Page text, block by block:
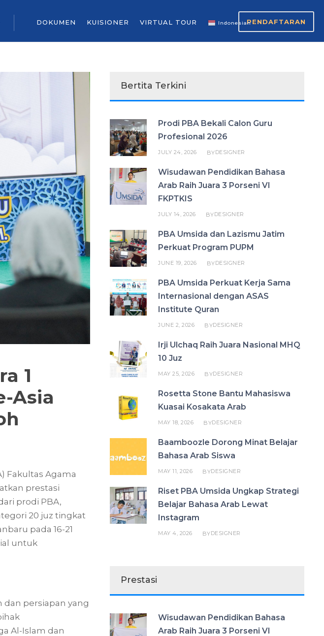
DOKUMEN KUISIONER VIRTUAL TOUR Indonesian ▼
PENDAFTARAN
1
Asia
Fakultas Agama
prestasi
prodi PBA,
20 juz tingkat
pada 16-21
untuk
dan persiapan yang
Al-Islam dan
Bertita Terkini
Prodi PBA Bekali Calon Guru
Profesional 2026
JULY 24, 2026 BYDESIGNER
Wisudawan Pendidikan Bahasa
Arab Raih Juara 3 Porseni VI
FKPTKIS
JULY 14, 2026 BYDESIGNER
PBA Umsida dan Lazismu Jatim
Perkuat Program PUPM
JUNE 19, 2026 BYDESIGNER
PBA Umsida Perkuat Kerja Sama
Internasional dengan ASAS
Institute Quran
JUNE 2, 2026 BYDESIGNER
Irji Ulchaq Raih Juara Nasional MHQ
10 Juz
MAY 25, 2026 BYDESIGNER
Rosetta Stone Bantu Mahasiswa
Kuasai Kosakata Arab
MAY 18, 2026 BYDESIGNER
Baamboozle Dorong Minat Belajar
Bahasa Arab Siswa
MAY 11, 2026 BYDESIGNER
Riset PBA Umsida Ungkap Strategi
Belajar Bahasa Arab Lewat
Instagram
MAY 4, 2026 BYDESIGNER
Prestasi
Wisudawan Pendidikan Bahasa
Arab Raih Juara 3 Porseni VI